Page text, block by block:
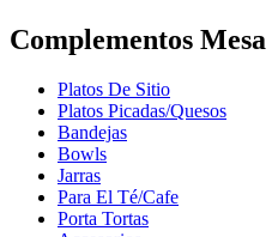
Complementos Mesa
Platos De Sitio
Platos Picadas/Quesos
Bandejas
Bowls
Jarras
Para El Té/Cafe
Porta Tortas